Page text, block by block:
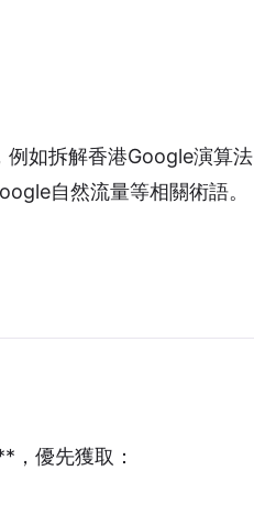
如拆解香港Google演算法
自然流量等相關術語。
，優先獲取：